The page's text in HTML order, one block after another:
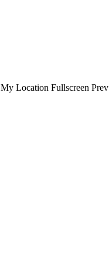
My Location Fullscreen Prev